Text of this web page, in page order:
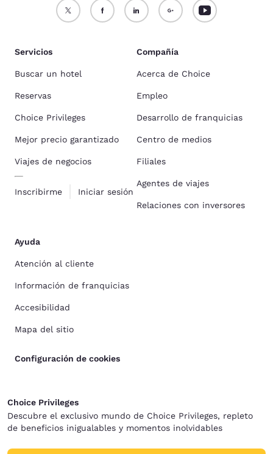
Servicios
Buscar un hotel
Reservas
Choice Privileges
Mejor precio garantizado
Viajes de negocios
Inscribirme Iniciar sesión
Compañía
Acerca de Choice
Empleo
Desarrollo de franquicias
Centro de medios
Filiales
Agentes de viajes
Relaciones con inversores
Ayuda
Atención al cliente
Información de franquicias
Accesibilidad
Mapa del sitio
Configuración de cookies
Choice Privileges
Descubre el exclusivo mundo de Choice Privileges, repleto
de beneficios inigualables y momentos inolvidables